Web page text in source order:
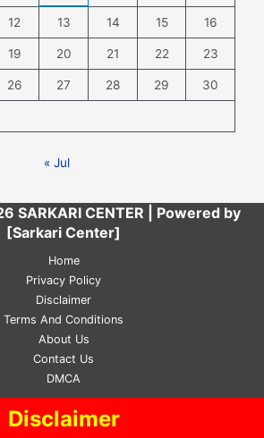
12 13 14 15 16
19 20 21 22 23
26 27 28 29 30
« Jul
SARKARI CENTER | Powered by
[Sarkari Center]
Home
Privacy Policy
Disclaimer
Terms And Conditions
About Us
Contact Us
DMCA
Disclaimer